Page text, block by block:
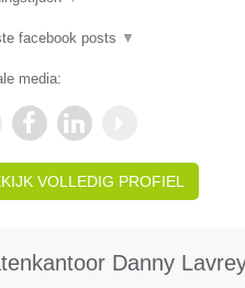
facebook posts ▼
media:
VOLLEDIG PROFIEL
Danny